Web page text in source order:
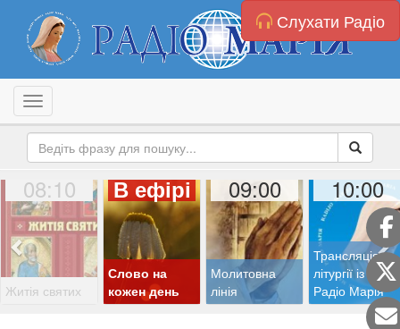
Слухати Радіо
Toggle navigation
08:10
Житія святих
В ефірі
Слово на
кожен день
09:00
Молитовна
лінія
10:00
Трансляція
літургії із студії
Радіо Марія